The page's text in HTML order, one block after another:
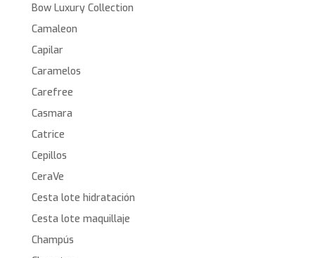
Bow Luxury Collection
Camaleon
Capilar
Caramelos
Carefree
Casmara
Catrice
Cepillos
CeraVe
Cesta lote hidratación
Cesta lote maquillaje
Champús